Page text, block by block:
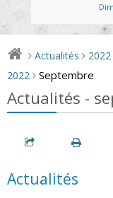
> Actualités > 2022
2022 > Septembre
Actualités -
Actualités